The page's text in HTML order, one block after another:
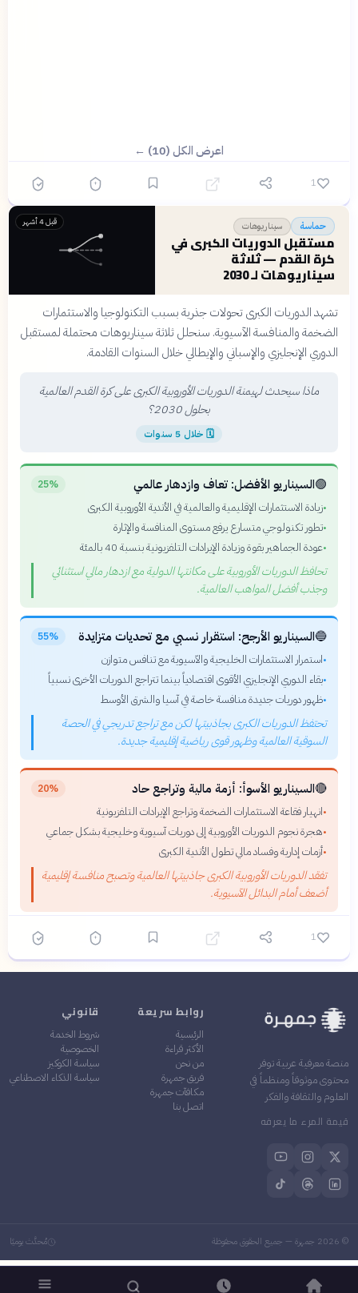
اعرض الكل (10) ←
1
حماسة سيناريوهات
مستقبل الدوريات الكبرى في
كرة القدم — ثلاثة
سيناريوهات لـ 2030
قبل 4 أشهر
تشهد الدوريات الكبرى تحولات جذرية بسبب التكنولوجيا والاستثمارات
الضخمة والمنافسة الآسيوية. سنحلل ثلاثة سيناريوهات محتملة لمستقبل
الدوري الإنجليزي والإسباني والإيطالي خلال السنوات القادمة.
ماذا سيحدث لهيمنة الدوريات الأوروبية الكبرى على كرة القدم العالمية
بحلول 2030؟
🗓 خلال 5 سنوات
🟢السيناريو الأفضل: تعاف وازدهار عالمي 25%
•زيادة الاستثمارات الإقليمية والعالمية في الأندية الأوروبية الكبرى
•تطور تكنولوجي متسارع يرفع مستوى المنافسة والإثارة
•عودة الجماهير بقوة وزيادة الإيرادات التلفزيونية بنسبة 40 بالمئة
تحافظ الدوريات الأوروبية على مكانتها الدولية مع ازدهار مالي استثنائي
وجذب أفضل المواهب العالمية.
🔵السيناريو الأرجح: استقرار نسبي مع تحديات متزايدة 55%
•استمرار الاستثمارات الخليجية والآسيوية مع تنافس متوازن
•بقاء الدوري الإنجليزي الأقوى اقتصادياً بينما تتراجع الدوريات الأخرى نسبياً
•ظهور دوريات جديدة منافسة خاصة في آسيا والشرق الأوسط
تحتفظ الدوريات الكبرى بجاذبيتها لكن مع تراجع تدريجي في الحصة
السوقية العالمية وظهور قوى رياضية إقليمية جديدة.
🔴السيناريو الأسوأ: أزمة مالية وتراجع حاد 20%
•انهيار فقاعة الاستثمارات الضخمة وتراجع الإيرادات التلفزيونية
•هجرة نجوم الدوريات الأوروبية إلى دوريات آسيوية وخليجية بشكل جماعي
•أزمات إدارية وفساد مالي تطول الأندية الكبرى
تفقد الدوريات الأوروبية الكبرى جاذبيتها العالمية وتصبح منافسة إقليمية
أضعف أمام البدائل الآسيوية.
1
منصة معرفية عربية توفر
محتوى موثوقاً ومنظماً في
العلوم والثقافة والفكر
قيمة المرء ما يعرفه
روابط سريعة
الرئيسية
الأكثر قراءة
من نحن
فريق جمهرة
مكافآت جمهرة
اتصل بنا
قانوني
شروط الخدمة
الخصوصية
سياسة الكوكيز
سياسة الذكاء الاصطناعي
©
2026 جمهرة — جميع الحقوق محفوظة مُحدَّث يوميًا